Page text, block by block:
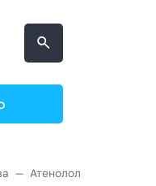
Атенолол